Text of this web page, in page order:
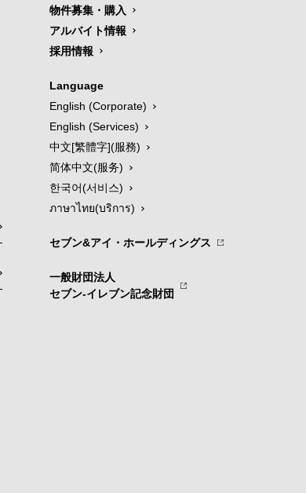
物件募集・購入
アルバイト情報
採用情報
Language
English (Corporate)
English (Services)
中文[繁體字](服務)
简体中文(服务)
한국어(서비스)
ภาษาไทย(บริการ)
セブン&アイ・ホールディングス
一般財団法人
セブン-イレブン記念財団